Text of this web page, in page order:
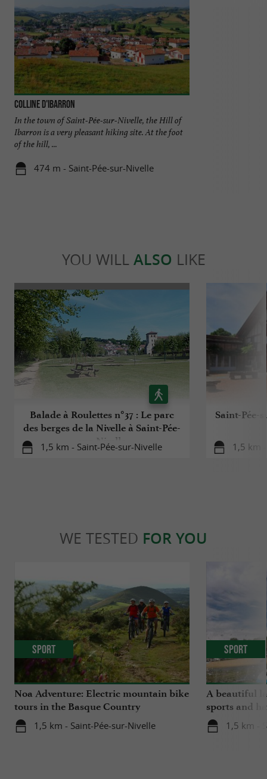
Colline d'Ibarron
In the town of Saint-Pée-sur-Nivelle, the Hill of
Ibarron is a very pleasant hiking site. At the foot
of the hill, ...
474 m - Saint-Pée-sur-Nivelle
YOU WILL ALSO LIKE
Balade à Roulettes n°37 : Le parc
des berges de la Nivelle à Saint-Pée-
sur-Nivelle
1,5 km - Saint-Pée-sur-Nivelle
Saint-Pée-
1,5 km
WE TESTED FOR YOU
Noa Adventure: Electric mountain bike
tours in the Basque Country
1,5 km - Saint-Pée-sur-Nivelle
Sport
A beautiful
sports and
1,5 km -
Sport